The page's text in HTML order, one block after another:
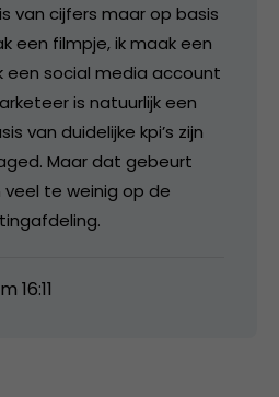
van cijfers maar op basis
een filmpje, ik maak een
een social media account
is natuurlijk een
van duidelijke kpi’s zijn
Maar dat gebeurt
te weinig op de
16:11